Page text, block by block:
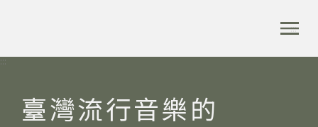
要
內
:::
:::
音樂資料庫搜尋
臺灣流行音樂的
首頁